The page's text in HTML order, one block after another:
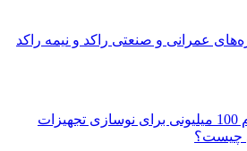
عمرانی و صنعتی راکد و نیمه راکد
ماجرای پرداخت وام 100 میلیونی برای نوسازی تجهیزات
چیست؟